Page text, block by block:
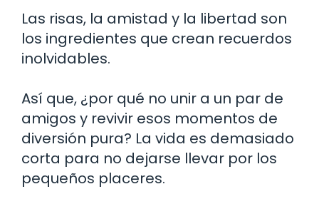
Las risas, la amistad y la libertad son
los ingredientes que crean recuerdos
inolvidables.
Así que, ¿por qué no unir a un par de
amigos y revivir esos momentos de
diversión pura? La vida es demasiado
corta para no dejarse llevar por los
pequeños placeres.